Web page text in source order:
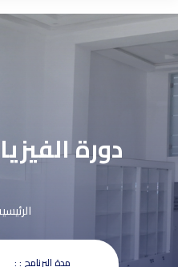
دورة
مدة البرنامج : :